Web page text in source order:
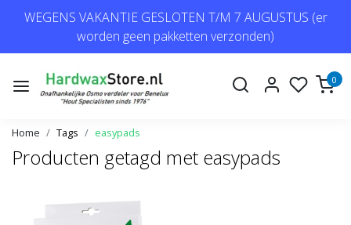
WEGENS VAKANTIE GESLOTEN T/M 7 AUGUSTUS (er
worden geen pakketten verzonden)
0
Home Tags easypads
Producten getagd met easypads